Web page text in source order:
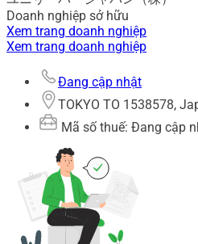
Doanh nghiệp sở hữu
Xem trang doanh nghiệp
Xem trang doanh nghiệp
Đang cập nhật
TOKYO TO 1538578,
Mã số thuế: Đang cập